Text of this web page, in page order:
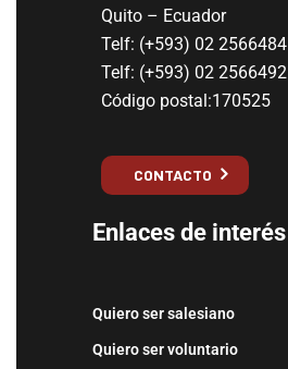
Quito – Ecuador
Telf: (+593) 02 2566484
Telf: (+593) 02 2566492
Código postal:170525
CONTACTO
Enlaces de interés
Quiero ser salesiano
Quiero ser voluntario